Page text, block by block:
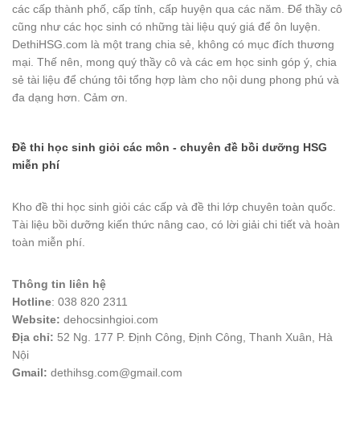
các cấp thành phố, cấp tỉnh, cấp huyện qua các năm. Để thầy cô
cũng như các học sinh có những tài liệu quý giá để ôn luyện.
DethiHSG.com là một trang chia sẻ, không có mục đích thương
mại. Thế nên, mong quý thầy cô và các em học sinh góp ý, chia
sẻ tài liệu để chúng tôi tổng hợp làm cho nội dung phong phú và
đa dạng hơn. Cảm ơn.
Đề thi học sinh giỏi các môn - chuyên đề bồi dưỡng HSG
miễn phí
Kho đề thi học sinh giỏi các cấp và đề thi lớp chuyên toàn quốc.
Tài liệu bồi dưỡng kiến thức nâng cao, có lời giải chi tiết và hoàn
toàn miễn phí.
Thông tin liên hệ
Hotline: 038 820 2311
Website: dehocsinhgioi.com
Địa chỉ: 52 Ng. 177 P. Định Công, Định Công, Thanh Xuân, Hà
Nội
Gmail: dethihsg.com@gmail.com